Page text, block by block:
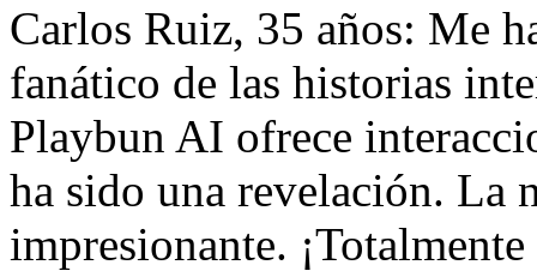
Carlos Ruiz, 35 años: Me
fanático de las historias
Playbun AI ofrece
ha sido una revelación. La
impresionante.